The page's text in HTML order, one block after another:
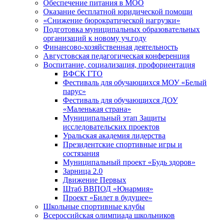
Обеспечение питания в МОО
Оказание бесплатной юридической помощи
«Снижение бюрократической нагрузки»
Подготовка муниципальных образовательных
организаций к новому уч.году
Финансово-хозяйственная деятельность
Августовская педагогическая конференция
Воспитание, социализация, профориентация
ВФСК ГТО
Фестиваль для обучающихся МОУ «Белый
парус»
Фестиваль для обучающихся ДОУ
«Маленькая страна»
Муниципальный этап Защиты
исследовательских проектов
Уральская академия лидерства
Президентские спортивные игры и
состязания
Муниципальный проект «Будь здоров»
Зарница 2.0
Движение Первых
Штаб ВВПОД «Юнармия»
Проект «Билет в будущее»
Школьные спортивные клубы
Всероссийская олимпиада школьников